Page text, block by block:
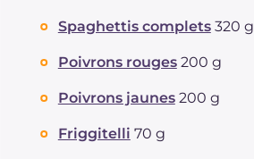
Spaghettis complets 320 g
Poivrons rouges 200 g
Poivrons jaunes 200 g
Friggitelli 70 g